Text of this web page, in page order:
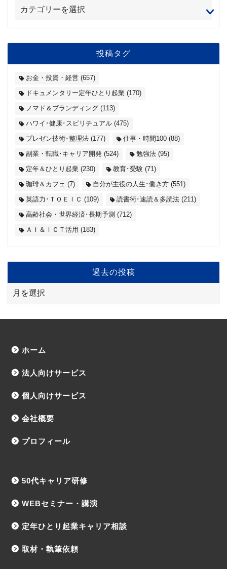
投稿タグ
お金・投資・経営 (657)
ドキュメンタリー定年ひとり起業 (170)
ノマド＆ブランディング (113)
ハワイ･健康･スピリチュアル (475)
プレゼン技術･整理法 (177) 仕事・時間100 (88)
副業・転職･キャリア開発 (524) 勉強法 (95)
定年＆ひとり起業 (230) 教育･受験 (71)
珈琲＆カフェ (7) 自分が主役の人生･働き方 (551)
英語力･ＴＯＥＩＣ (109) 読書術･速読＆多読法 (211)
高齢社会・世界経済･長期予測 (712)
ＡＩ＆ＩＣＴ活用 (183)
過去の投稿
ホーム
法人向けサービス
個人向けサービス
会社概要
プロフィール
50代キャリア研修
WEBセミナー・講演
定年ひとり起業キャリア相談
取材・執筆依頼